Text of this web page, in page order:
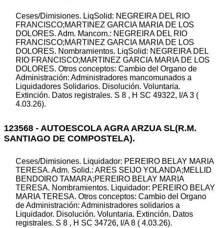
Ceses/Dimisiones. LiqSolid: NEGREIRA DEL RIO
FRANCISCO;MARTINEZ GARCIA MARIA DE LOS
DOLORES. Adm. Mancom.: NEGREIRA DEL RIO
FRANCISCO;MARTINEZ GARCIA MARIA DE LOS
DOLORES. Nombramientos. LiqSolid: NEGREIRA DEL
RIO FRANCISCO;MARTINEZ GARCIA MARIA DE LOS
DOLORES. Otros conceptos: Cambio del Organo de
Administración: Administradores mancomunados a
Liquidadores Solidarios. Disolución. Voluntaria.
Extinción. Datos registrales. S 8 , H SC 49322, I/A 3 (
4.03.26).
123568 - AUTOESCOLA AGRA ARZUA SL(R.M.
SANTIAGO DE COMPOSTELA).
Ceses/Dimisiones. Liquidador: PEREIRO BELAY MARIA
TERESA. Adm. Solid.: ARES SEIJO YOLANDA;MELLID
BENDOIRO TAMARA;PEREIRO BELAY MARIA
TERESA. Nombramientos. Liquidador: PEREIRO BELAY
MARIA TERESA. Otros conceptos: Cambio del Organo
de Administración: Administradores solidarios a
Liquidador. Disolución. Voluntaria. Extinción. Datos
registrales. S 8 , H SC 34726, I/A 8 ( 4.03.26).